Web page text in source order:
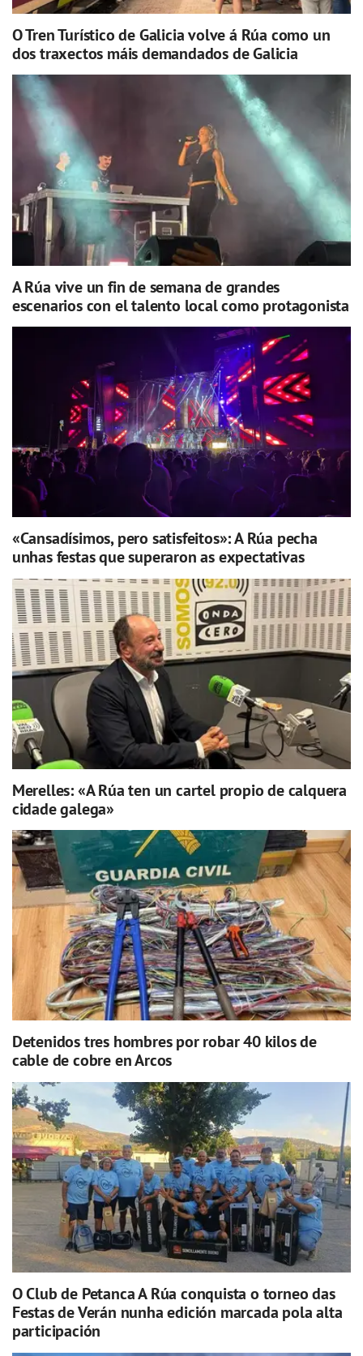
O Tren Turístico de Galicia volve á Rúa como un
dos traxectos máis demandados de Galicia
A Rúa vive un fin de semana de grandes
escenarios con el talento local como protagonista
«Cansadísimos, pero satisfeitos»: A Rúa pecha
unhas festas que superaron as expectativas
Merelles: «A Rúa ten un cartel propio de calquera
cidade galega»
Detenidos tres hombres por robar 40 kilos de
cable de cobre en Arcos
O Club de Petanca A Rúa conquista o torneo das
Festas de Verán nunha edición marcada pola alta
participación